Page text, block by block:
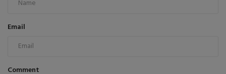
Email
Comment